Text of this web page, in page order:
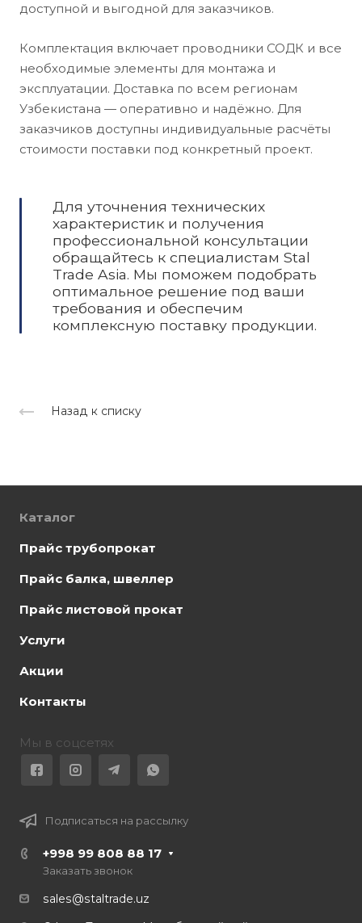
доступной и выгодной для заказчиков.
Комплектация включает проводники СОДК и все
необходимые элементы для монтажа и
эксплуатации. Доставка по всем регионам
Узбекистана — оперативно и надёжно. Для
заказчиков доступны индивидуальные расчёты
стоимости поставки под конкретный проект.
Для уточнения технических
характеристик и получения
профессиональной консультации
обращайтесь к специалистам Stal
Trade Asia. Мы поможем подобрать
оптимальное решение под ваши
требования и обеспечим
комплексную поставку продукции.
Назад к списку
Каталог
Прайс трубопрокат
Прайс балка, швеллер
Прайс листовой прокат
Услуги
Акции
Контакты
Мы в соцсетях
Подписаться на рассылку
+998 99 808 88 17
Заказать звонок
sales@staltrade.uz